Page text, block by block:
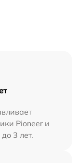
Pioneer и
3 лет.